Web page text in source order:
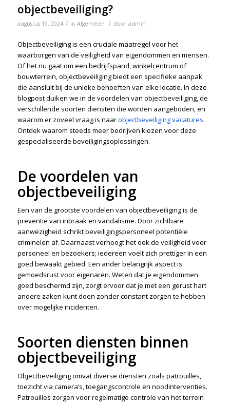
objectbeveiliging?
augustus 19, 2024 / in Algemeen / door admin
Objectbeveiliging is een cruciale maatregel voor het
waarborgen van de veiligheid van eigendommen en mensen.
Of het nu gaat om een bedrijfspand, winkelcentrum of
bouwterrein, objectbeveiliging biedt een specifieke aanpak
die aansluit bij de unieke behoeften van elke locatie. In deze
blogpost duiken we in de voordelen van objectbeveiliging, de
verschillende soorten diensten die worden aangeboden, en
waarom er zoveel vraag is naarobjectbeveiliging vacatures.
Ontdek waarom steeds meer bedrijven kiezen voor deze
gespecialiseerde beveiligingsoplossingen.
De voordelen van
objectbeveiliging
Een van de grootste voordelen van objectbeveiliging is de
preventie van inbraak en vandalisme. Door zichtbare
aanwezigheid schrikt beveiligingspersoneel potentiële
criminelen af. Daarnaast verhoogt het ook de veiligheid voor
personeel en bezoekers; iedereen voelt zich prettiger in een
goed bewaakt gebied. Een ander belangrijk aspect is
gemoedsrust voor eigenaren. Weten dat je eigendommen
goed beschermd zijn, zorgt ervoor dat je met een gerust hart
andere zaken kunt doen zonder constant zorgen te hebben
over mogelijke incidenten.
Soorten diensten binnen
objectbeveiliging
Objectbeveiliging omvat diverse diensten zoals patrouilles,
toezicht via camera’s, toegangscontrole en noodinterventies.
Patrouilles zorgen voor regelmatige controle van het terrein